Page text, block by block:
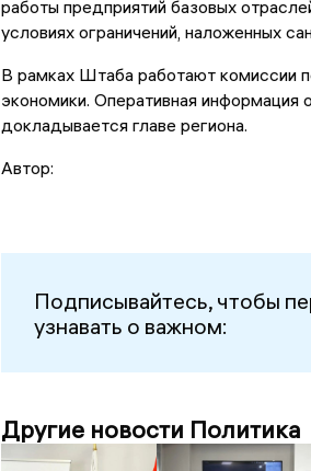
работы предприятий базовых
условиях ограничений, наложенных
В рамках Штаба работают комиссии
экономики. Оперативная информация
докладывается главе региона.
Автор:
Подписывайтесь, чтобы
узнавать о важном:
Другие новости Политика